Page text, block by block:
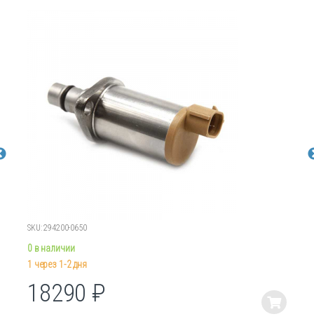
SKU: 294200-0650
0 в наличии
1 через 1-2 дня
18290₽